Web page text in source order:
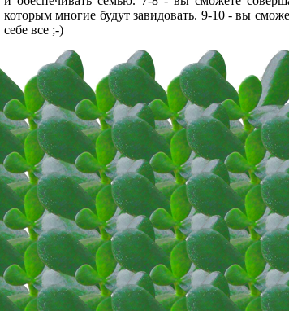
которым многие будут завидовать. 9-10 - вы
себе все ;-)